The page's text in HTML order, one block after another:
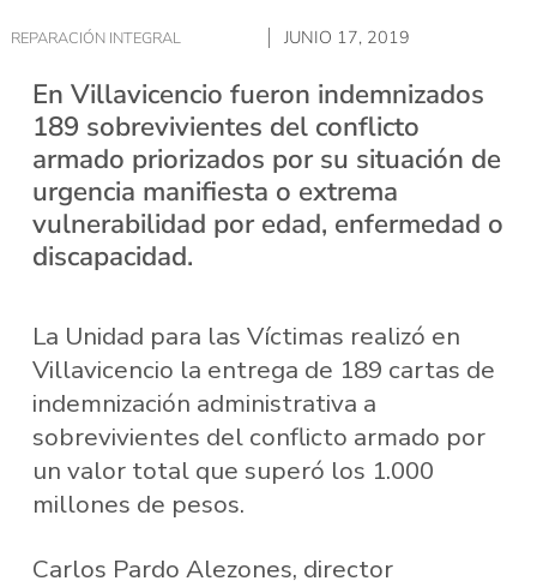
REPARACIÓN INTEGRAL JUNIO 17, 2019
En Villavicencio fueron indemnizados
189 sobrevivientes del conflicto
armado priorizados por su situación de
urgencia manifiesta o extrema
vulnerabilidad por edad, enfermedad o
discapacidad.
La Unidad para las Víctimas realizó en
Villavicencio la entrega de 189 cartas de
indemnización administrativa a
sobrevivientes del conflicto armado por
un valor total que superó los 1.000
millones de pesos.
Carlos Pardo Alezones, director